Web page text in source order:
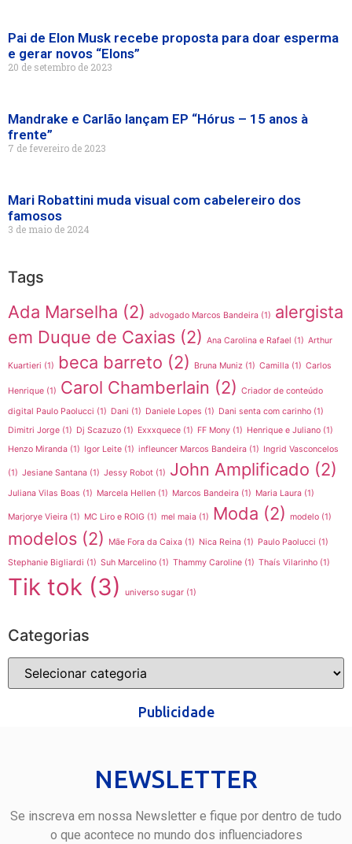
Pai de Elon Musk recebe proposta para doar esperma
e gerar novos “Elons”
20 de setembro de 2023
Mandrake e Carlão lançam EP “Hórus – 15 anos à
frente”
7 de fevereiro de 2023
Mari Robattini muda visual com cabelereiro dos
famosos
3 de maio de 2024
Tags
Ada Marselha (2) advogado Marcos Bandeira (1) alergista
em Duque de Caxias (2) Ana Carolina e Rafael (1) Arthur
Kuartieri (1) beca barreto (2) Bruna Muniz (1) Camilla (1) Carlos
Henrique (1) Carol Chamberlain (2) Criador de conteúdo
digital Paulo Paolucci (1) Dani (1) Daniele Lopes (1) Dani senta com carinho (1)
Dimitri Jorge (1) Dj Scazuzo (1) Exxxquece (1) FF Mony (1) Henrique e Juliano (1)
Henzo Miranda (1) Igor Leite (1) infleuncer Marcos Bandeira (1) Ingrid Vasconcelos
(1) Jesiane Santana (1) Jessy Robot (1) John Amplificado (2)
Juliana Vilas Boas (1) Marcela Hellen (1) Marcos Bandeira (1) Maria Laura (1)
Marjorye Vieira (1) MC Liro e ROIG (1) mel maia (1) Moda (2) modelo (1)
modelos (2) Mãe Fora da Caixa (1) Nica Reina (1) Paulo Paolucci (1)
Stephanie Bigliardi (1) Suh Marcelino (1) Thammy Caroline (1) Thaís Vilarinho (1)
Tik tok (3) universo sugar (1)
Categorias
Publicidade
NEWSLETTER
Se inscreva em nossa Newsletter e fique por dentro de tudo
o que acontece no mundo dos influenciadores